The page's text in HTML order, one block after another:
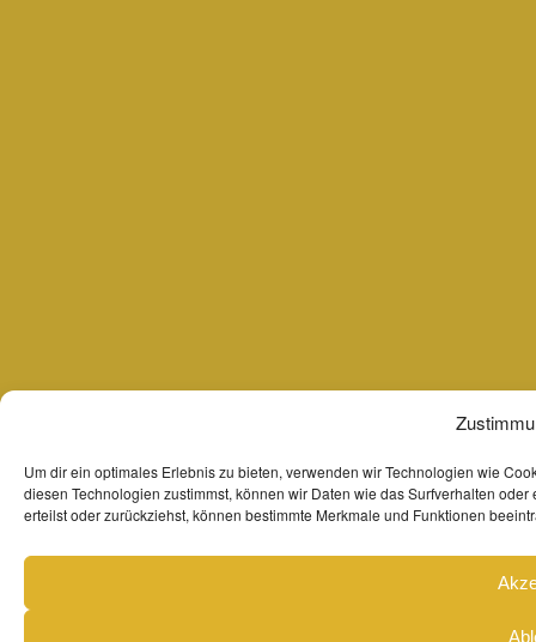
Um dir ein optimales Erlebnis zu bieten, verwenden wir Technologien wie
diesen Technologien zustimmst, können wir Daten wie das Surfverhalten
erteilst oder zurückziehst, können bestimmte Merkmale und Funktionen